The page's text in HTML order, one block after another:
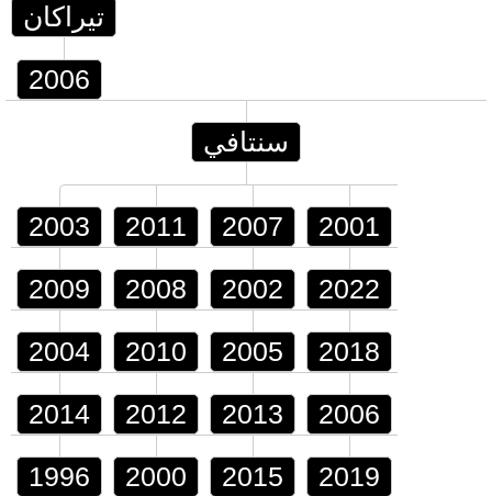
تيراكان
2006
سنتافي
2003 2011 2007 2001
2009 2008 2002 2022
2004 2010 2005 2018
2014 2012 2013 2006
1996 2000 2015 2019